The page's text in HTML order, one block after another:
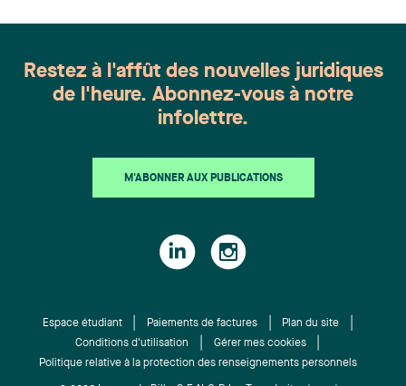
Restez à l'affût des nouvelles juridiques
de l'heure. Abonnez-vous à notre
infolettre.
M'ABONNER AUX PUBLICATIONS
Espace étudiant Paiements de factures
Plan du site
Conditions d'utilisation
Gérer mes cookies
Politique relative à la protection des renseignements personnels